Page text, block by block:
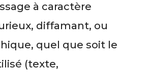
à caractère
diffamant, ou
quel que soit le
(texte,